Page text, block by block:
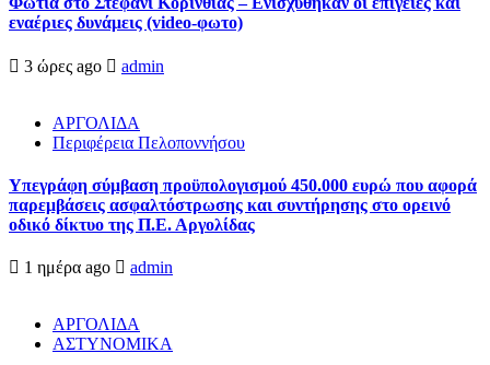
εναέριες δυνάμεις (video-φωτο)
3 ώρες ago admin
ΑΡΓΟΛΙΔΑ
Περιφέρεια Πελοποννήσου
Υπεγράφη σύμβαση προϋπολογισμού 450.000 ευρώ που αφορά
παρεμβάσεις ασφαλτόστρωσης και συντήρησης στο ορεινό
οδικό δίκτυο της Π.Ε. Αργολίδας
1 ημέρα ago admin
ΑΡΓΟΛΙΔΑ
ΑΣΤΥΝΟΜΙΚΑ